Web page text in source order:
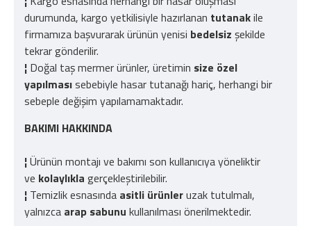
durumunda, kargo yetkilisiyle hazırlanan tutanakile
firmamıza başvurarak ürünün yenisi bedelsiz şekilde
tekrar gönderilir.
¦ Doğal taş mermer ürünler, üretimin size özel
yapılmasısebebiyle hasar tutanağı hariç, herhangi bir
sebeple değişim yapılamamaktadır.
BAKIMI HAKKINDA
¦Ürünün montajı ve bakımı son kullanıcıya yöneliktir
ve kolaylıkla gerçekleştirilebilir.
¦ Temizlik esnasında asitli ürünleruzak tutulmalı,
yalnızca arap sabunu kullanılması önerilmektedir.